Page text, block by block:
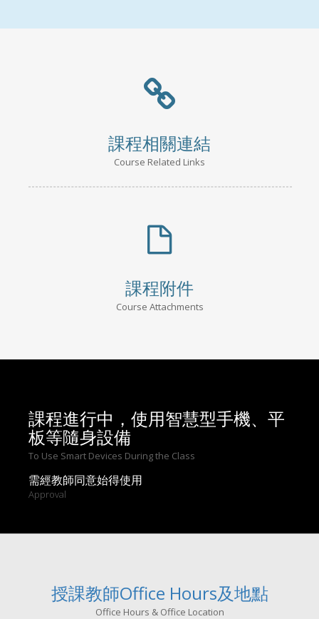
課程相關連結
Course Related Links
課程附件
Course Attachments
課程進行中，使用智慧型手機、平
板等隨身設備
To Use Smart Devices During the Class
需經教師同意始得使用
Approval
授課教師Office Hours及地點
Office Hours & Office Location